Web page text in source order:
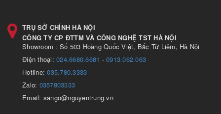
TRỤ SỞ CHÍNH HÀ NỘI
CÔNG TY CP ĐTTM VÀ CÔNG NGHỆ TST HÀ NỘI
Showroom : Số 503 Hoàng Quốc Việt, Bắc Từ Liêm, Hà Nội
Điện thoại:024.6680.6681 -0913.062.063
Hotline:035.780.3333
Zalo: 0357803333
Email: sango@nguyentrung.vn